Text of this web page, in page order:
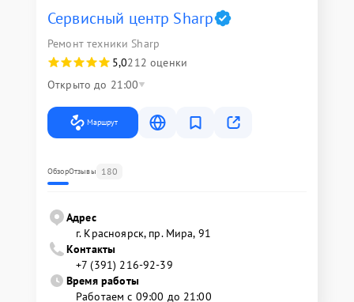
Сервисный центр Sharp
Ремонт техники Sharp
5,0212 оценки
Открыто до 21:00
Маршрут
ОбзорОтзывы 180
Адрес
г. Красноярск, ​пр. Мира, 91
Контакты
+7 (391) 216-92-39
Время работы
Работаем с 09:00 до 21:00